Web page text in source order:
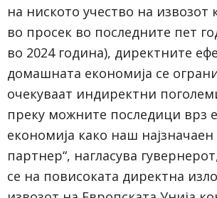
на ниското учество на извозот
во просек во последните пет
во 2024 година), директните
домашната економија се
очекуваат индиректни
преку можните последици врз
економија како наш најзначаен
партнер“, нагласува
се на повисоката директна